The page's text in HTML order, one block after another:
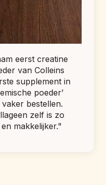
eerst creatine
van Colleins
supplement in
poeder’
bestellen.
zelf is zo
makkelijker."